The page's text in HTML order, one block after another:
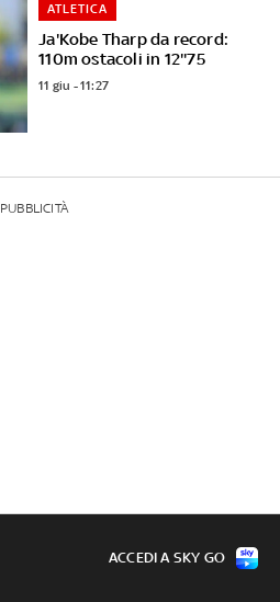
Ja'Kobe Tharp da record:
110m ostacoli in 12''75
ATLETICA
11 giu - 11:27
PUBBLICITÀ
ACCEDI A SKY GO